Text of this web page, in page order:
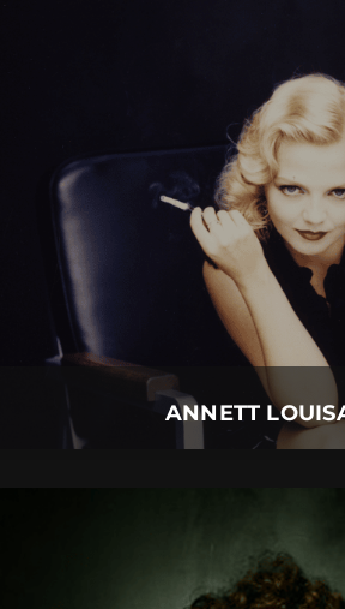
ANNETT
ANNETT
2026 |
Mehr Details